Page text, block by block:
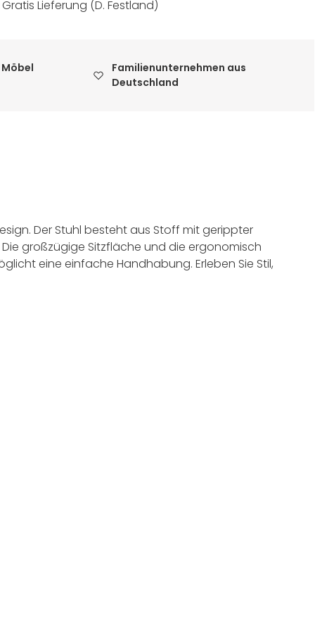
Gratis Lieferung (D. Festland)
Familienunternehmen aus
Deutschland
Der Stuhl besteht aus Stoff mit gerippter
großzügige Sitzfläche und die ergonomisch
eine einfache Handhabung. Erleben Sie Stil,